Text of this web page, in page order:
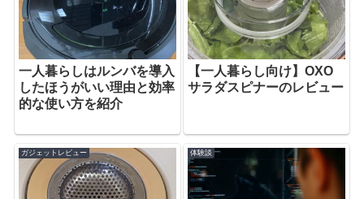
一人暮らしはルンバを導入
したほうがいい理由と効率
的な使い方を紹介
【一人暮らし向け】OXO
サラダスピナーのレビュー
ガジェットレビュー 体験談